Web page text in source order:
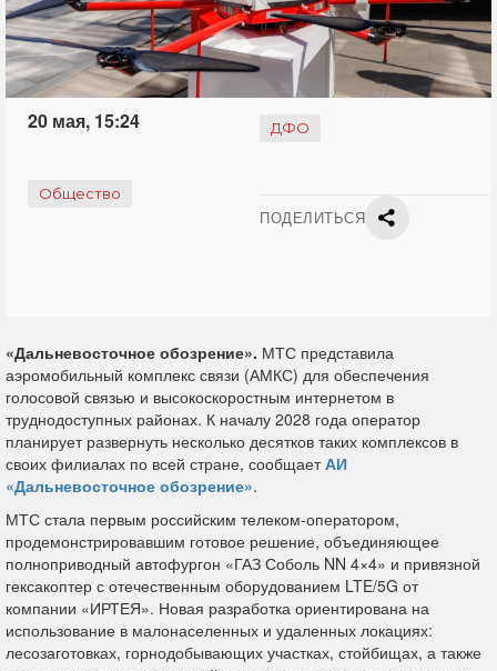
20 мая, 15:24 ДФО
Общество
ПОДЕЛИТЬСЯ
«Дальневосточное обозрение». МТС представила
аэромобильный комплекс связи (АМКС) для обеспечения
голосовой связью и высокоскоростным интернетом в
труднодоступных районах. К началу 2028 года оператор
планирует развернуть несколько десятков таких комплексов в
своих филиалах по всей стране, сообщаетАИ
«Дальневосточное обозрение».
МТС стала первым российским телеком-оператором,
продемонстрировавшим готовое решение, объединяющее
полноприводный автофургон «ГАЗ Соболь NN 4×4» и привязной
гексакоптер с отечественным оборудованием LTE/5G от
компании «ИРТЕЯ». Новая разработка ориентирована на
использование в малонаселенных и удаленных локациях:
лесозаготовках, горнодобывающих участках, стойбищах, а также